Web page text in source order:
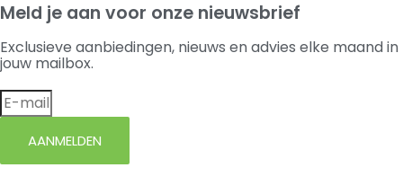
Meld je aan voor onze nieuwsbrief
Exclusieve aanbiedingen, nieuws en advies elke maand in
jouw mailbox.
AANMELDEN